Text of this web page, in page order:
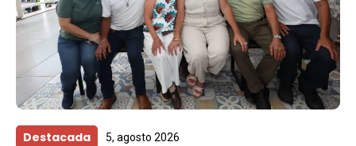
Destacada 5, agosto 2026